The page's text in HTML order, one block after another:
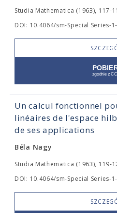
Studia Mathematica (1963), 117-
DOI: 10.4064/sm-Special Series-
Un calcul fonctionnel
linéaires de l'espace
de ses applications
Béla Nagy
Studia Mathematica (1963), 119-
DOI: 10.4064/sm-Special Series-